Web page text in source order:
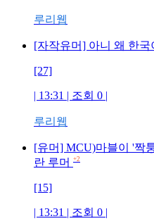
루리웹
[자작유머] 아니 왜 한국
[27]
| 13:31 | 조회 0 |
루리웹
[유머] MCU)마블이 '짝
란 루머
+2
[15]
| 13:31 | 조회 0 |